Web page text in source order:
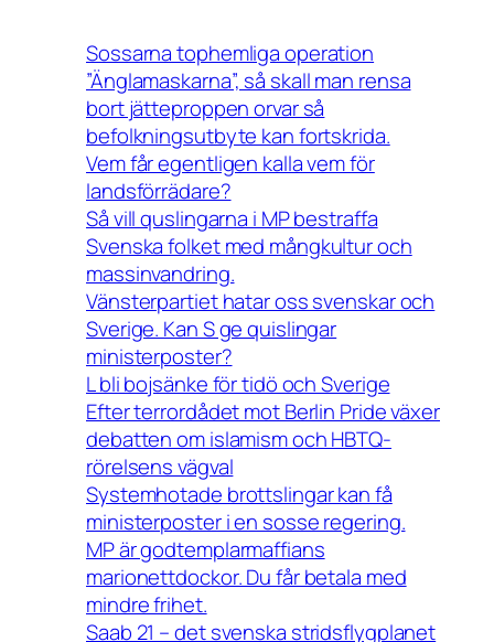
Sossarna tophemliga operation
”Änglamaskarna”, så skall man rensa
bort jätteproppen orvar så
befolkningsutbyte kan fortskrida.
Vem får egentligen kalla vem för
landsförrädare?
Så vill quslingarna i MP bestraffa
Svenska folket med mångkultur och
massinvandring.
Vänsterpartiet hatar oss svenskar och
Sverige. Kan S ge quislingar
ministerposter?
L bli bojsänke för tidö och Sverige
Efter terrordådet mot Berlin Pride växer
debatten om islamism och HBTQ-
rörelsens vägval
Systemhotade brottslingar kan få
ministerposter i en sosse regering.
MP är godtemplarmaffians
marionettdockor. Du får betala med
mindre frihet.
Saab 21 – det svenska stridsflygplanet